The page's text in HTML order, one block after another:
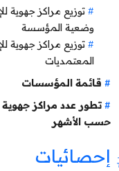
توزيع مراكز جهوية
وضعية المؤسسة
توزيع مراكز جهوية
المعتمديات
قائمة المؤسسات
تطور عدد مراكز جهوية
حسب الأشهر
إحصائيات